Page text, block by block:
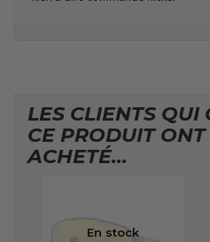
LES CLIENTS QUI
CE PRODUIT
ACHETÉ...
En stock